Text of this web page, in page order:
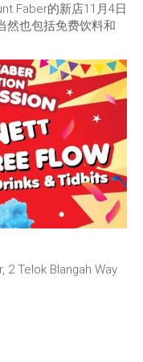
Faber的新店11月4日
然也包括免费饮料和
2 Telok Blangah Way